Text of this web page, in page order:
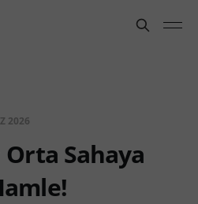
2026
Sahaya